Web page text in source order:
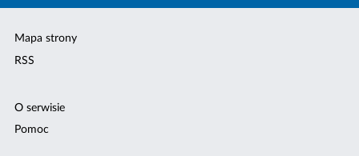
Mapa strony
RSS
O serwisie
Pomoc